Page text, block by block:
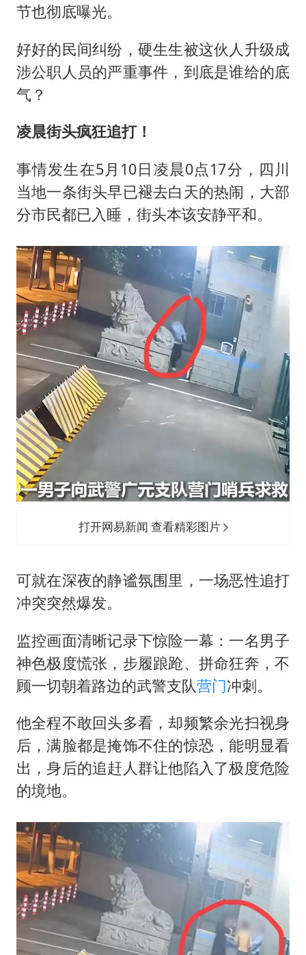
节也彻底曝光。
好好的民间纠纷，硬生生被这伙人升级成
涉公职人员的严重事件，到底是谁给的底
气？
凌晨街头疯狂追打！
事情发生在5月10日凌晨0点17分，四川
当地一条街头早已褪去白天的热闹，大部
分市民都已入睡，街头本该安静平和。
打开网易新闻 查看精彩图片
可就在深夜的静谧氛围里，一场恶性追打
冲突突然爆发。
监控画面清晰记录下惊险一幕：一名男子
神色极度慌张，步履踉跄、拼命狂奔，不
顾一切朝着路边的武警支队营门冲刺。
他全程不敢回头多看，却频繁余光扫视身
后，满脸都是掩饰不住的惊恐，能明显看
出，身后的追赶人群让他陷入了极度危险
的境地。